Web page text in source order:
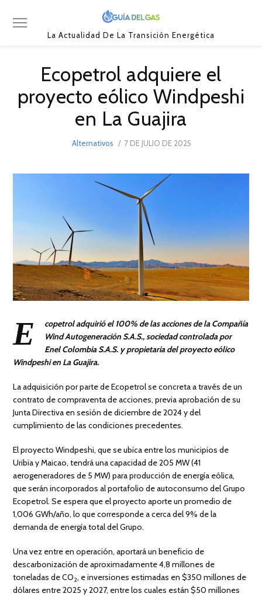
La Actualidad De La Transición Energética
Ecopetrol adquiere el
proyecto eólico Windpeshi
en La Guajira
Alternativos
POSTED
7 DE JULIO DE 2025
E
copetrol adquirió el 100% de las acciones de la Compañía
Wind Autogeneración S.A.S., sociedad controlada por
Enel Colombia S.A.S. y propietaria del proyecto eólico
Windpeshi en La Guajira.
La adquisición por parte de Ecopetrol se concreta a través de un
contrato de compraventa de acciones, previa aprobación de su
Junta Directiva en sesión de diciembre de 2024 y del
cumplimiento de las condiciones precedentes.
El proyecto Windpeshi, que se ubica entre los municipios de
Uribia y Maicao, tendrá una capacidad de 205 MW (41
aerogeneradores de 5 MW) para producción de energía eólica,
que serán incorporados al portafolio de autoconsumo del Grupo
Ecopetrol. Se espera que el proyecto aporte un promedio de
1,006 GWh/año, lo que corresponde a cerca del 9% de la
demanda de energía total del Grupo.
Una vez entre en operación, aportará un beneficio de
descarbonización de aproximadamente 4,8 millones de
toneladas de CO2, e inversiones estimadas en $350 millones de
dólares entre 2025 y 2027, entre los cuales están $50 millones